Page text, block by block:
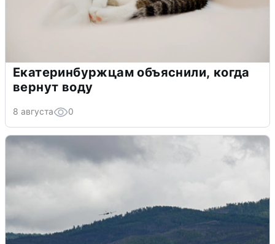
Екатеринбуржцам объяснили, когда
вернут воду
8 августа 0